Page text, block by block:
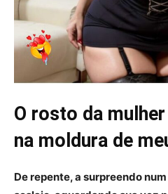
O rosto da
na moldura de
De repente, a surpreendo